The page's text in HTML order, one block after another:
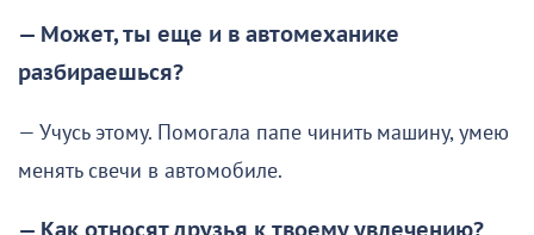
— Может, ты еще и в автомеханике
разбираешься?
— Учусь этому. Помогала папе чинить машину, умею
менять свечи в автомобиле.